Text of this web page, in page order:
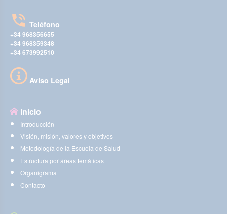
Teléfono
+34 968356655 -
+34 968359348 -
+34 673992510
Aviso Legal
Inicio
Introducción
Visión, misión, valores y objetivos
Metodología de la Escuela de Salud
Estructura por áreas temáticas
Organigrama
Contacto